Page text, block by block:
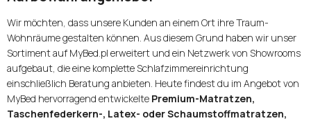
Wir möchten, dass unsere Kunden an einem Ort ihre Traum-
Wohnräume gestalten können. Aus diesem Grund haben wir unser
Sortiment auf MyBed.pl erweitert und ein Netzwerk von Showrooms
aufgebaut, die eine komplette Schlafzimmereinrichtung
einschließlich Beratung anbieten. Heute findest du im Angebot von
MyBed hervorragend entwickelte Premium-Matratzen,
Taschenfederkern-, Latex- oder Schaumstoffmatratzen,